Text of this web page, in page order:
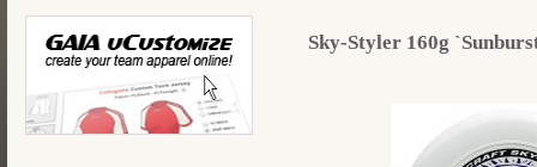
Sky-Styler 160g